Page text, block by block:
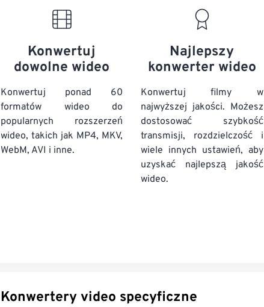
Konwertuj
dowolne wideo
Konwertuj ponad 60
formatów wideo do
popularnych rozszerzeń
wideo, takich jak MP4, MKV,
WebM, AVI i inne.
Najlepszy
konwerter wideo
Konwertuj filmy w
najwyższej jakości. Możesz
dostosować szybkość
transmisji, rozdzielczość i
wiele innych ustawień, aby
uzyskać najlepszą jakość
wideo.
Konwertery video specyficzne